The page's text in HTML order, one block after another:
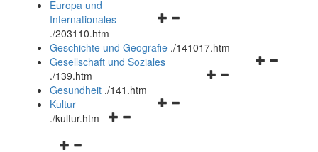
Navigationsmenü
und
schließen
Europa und
Internationales
./203110.htm
Geschichte und Geografie ./141017.htm
Navigationsmenü
Gesellschaft und Soziales
./139.htm
Navigationsmenü
Gesundheit ./141.htm
Navigationsmenü
Kultur
./kultur.htm
Navigationsmenü